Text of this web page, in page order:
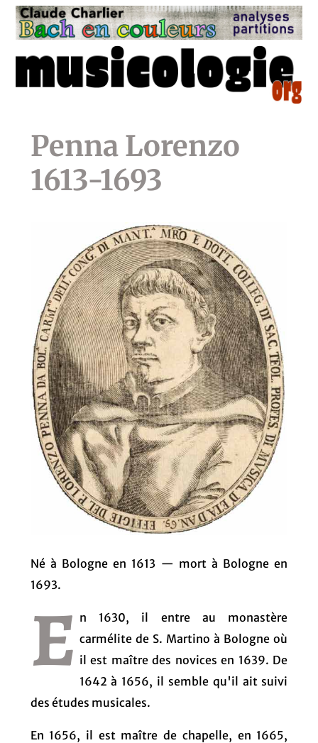
Penna Lorenzo
1613-1693
Né à Bologne en 1613 — mort à Bologne en
1693.
E n 1630, il entre au monastère
carmélite de S. Martino à Bologne où
il est maître des novices en 1639. De
1642 à 1656, il semble qu'il ait suivi
des études musicales.
En 1656, il est maître de chapelle, en 1665,